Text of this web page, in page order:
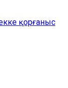
қорғаныс